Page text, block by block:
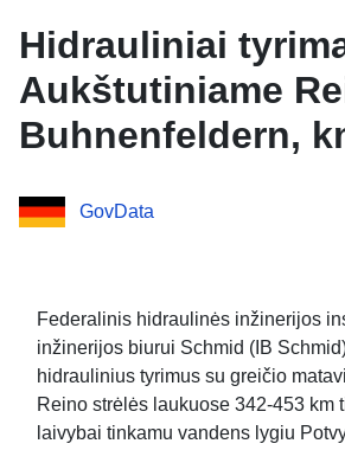
Hidrauliniai
Aukštutiniame
Buhnenfeldern,
GovData
Federalinis hidraulinės inžinerijos
inžinerijos biurui Schmid (IB
hidraulinius tyrimus su greičio
Reino strėlės laukuose 342-453 km
laivybai tinkamu vandens lygiu